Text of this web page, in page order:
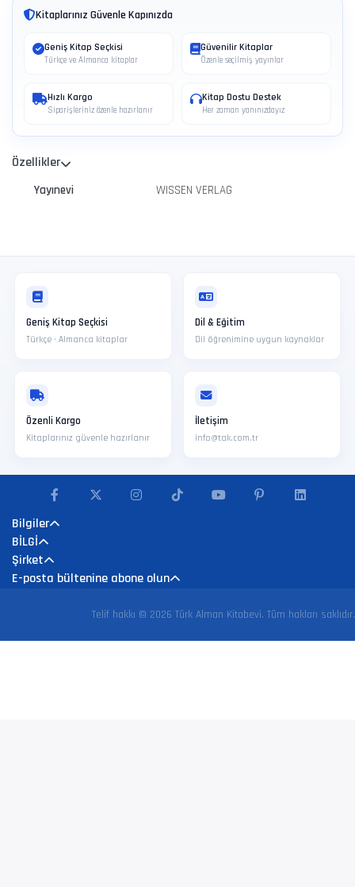
Kitaplarınız Güvenle Kapınızda
Geniş Kitap Seçkisi
Türkçe ve Almanca kitaplar
Güvenilir Kitaplar
Özenle seçilmiş yayınlar
Hızlı Kargo
Siparişleriniz özenle hazırlanır
Kitap Dostu Destek
Her zaman yanınızdayız
Özellikler
Yayınevi WISSEN VERLAG
Geniş Kitap Seçkisi
Türkçe · Almanca kitaplar
Dil & Eğitim
Dil öğrenimine uygun kaynaklar
Özenli Kargo
Kitaplarınız güvenle hazırlanır
İletişim
info@tak.com.tr
Bilgiler
BİLGİ
Şirket
E-posta bültenine abone olun
Telif hakkı © 2026 Türk Alman Kitabevi. Tüm hakları saklıdır.